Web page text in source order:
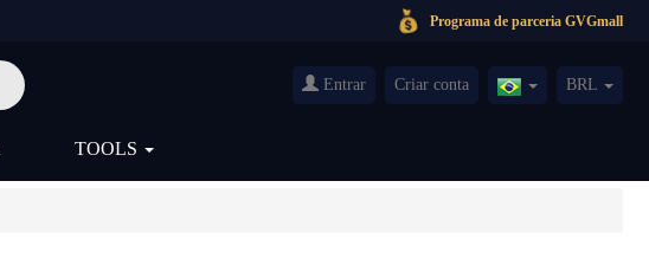
Programa de parceria GVGmall
Entrar Criar conta Brazil(Português)
BRL
TOOLS